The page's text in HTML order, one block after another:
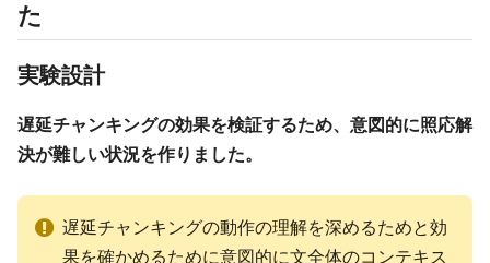
た
実験設計
遅延チャンキングの効果を検証するため、意図的に照応解
決が難しい状況を作りました。
遅延チャンキングの動作の理解を深めるためと効
果を確かめるために意図的に文全体のコンテキス